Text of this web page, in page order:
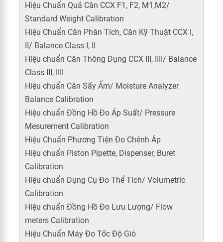
Hiệu Chuẩn Quả Cân CCX F1, F2, M1,M2/
Standard Weight Calibration
Hiệu Chuẩn Cân Phân Tích, Cân Kỹ Thuật CCX I,
II/ Balance Class I, II
Hiệu chuẩn Cân Thông Dụng CCX III, IIII/ Balance
Class III, IIII
Hiệu chuẩn Cân Sấy Ẩm/ Moisture Analyzer
Balance Calibration
Hiệu chuẩn Đồng Hồ Đo Áp Suất/ Pressure
Mesurement Calibration
Hiệu Chuẩn Phương Tiện Đo Chênh Áp
Hiệu chuẩn Piston Pipette, Dispenser, Buret
Calibration
Hiệu chuẩn Dụng Cụ Đo Thể Tích/ Volumetric
Calibration
Hiệu chuẩn Đồng Hồ Đo Lưu Lượng/ Flow
meters Calibration
Hiệu Chuẩn Máy Đo Tốc Độ Gió